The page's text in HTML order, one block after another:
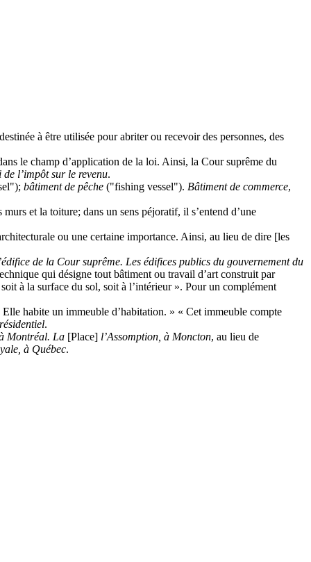
à être utilisée pour abriter ou recevoir des personnes, des
le champ d’application de la loi. Ainsi, la Cour suprême du
de l’impôt sur le revenu.
"); bâtiment de pêche ("fishing vessel"). Bâtiment de commerce,
murs et la toiture; dans un sens péjoratif, il s’entend d’une
ou une certaine importance. Ainsi, au lieu de dire [les
de la Cour suprême. Les édifices publics du gouvernement du
qui désigne tout bâtiment ou travail d’art construit par
à la surface du sol, soit à l’intérieur ». Pour un complément
habite un immeuble d’habitation. » « Cet immeuble compte
.
Montréal. La [Place] l’Assomption, à Moncton, au lieu de
à Québec.